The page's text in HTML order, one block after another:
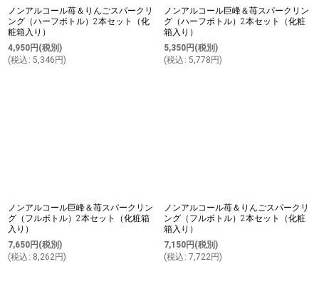
ノンアルコール苺＆りんごスパークリ
ング（ハーフボトル）2本セット（化
粧箱入り）
4,950円 (税別)
(税込 : 5,346 円)
ノンアルコール巨峰＆苺スパークリン
グ（ハーフボトル）2本セット（化粧
箱入り）
5,350円 (税別)
(税込 : 5,778 円)
ノンアルコール巨峰＆苺スパークリン
グ（フルボトル）2本セット（化粧箱
入り）
7,650円 (税別)
(税込 : 8,262円)
ノンアルコール苺＆りんごスパークリ
ング（フルボトル）2本セット（化粧
箱入り）
7,150円 (税別)
(税込 : 7,722円)